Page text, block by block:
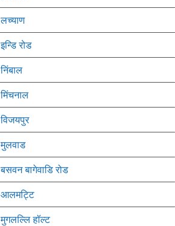
लच्याण
इन्डि रोड
निंबाल
मिंचनाल
विजयपुर
मुलवाड
बसवन बागेवाडि रोड
आलमट्टि
मुगलल्लि हॉल्ट